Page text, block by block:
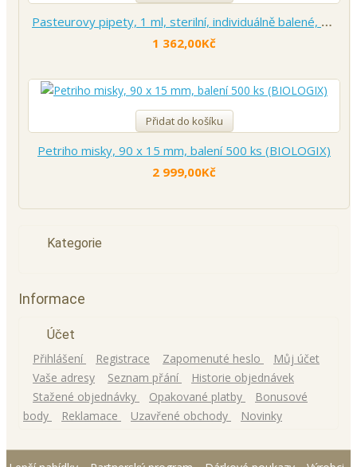
Pasteurovy pipety, 1 ml, sterilní, individuálně balené, 500 ks (BIOLOGIX)
1 362,00Kč
Přidat do košíku
Petriho misky, 90 x 15 mm, balení 500 ks (BIOLOGIX)
2 999,00Kč
Kategorie
Informace
Účet
Přihlášení
Registrace Zapomenuté heslo
Můj účet
Vaše adresy
Seznam přání
Historie objednávek
Stažené objednávky
Opakované platby
Bonusové
body
Reklamace Uzavřené obchody Novinky